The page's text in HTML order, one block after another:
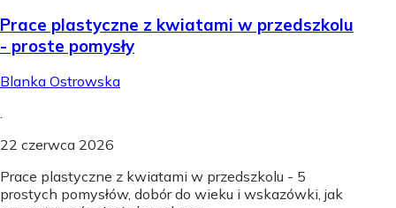
Prace plastyczne z kwiatami w przedszkolu
- proste pomysły
Blanka Ostrowska
.
22 czerwca 2026
Prace plastyczne z kwiatami w przedszkolu - 5
prostych pomysłów, dobór do wieku i wskazówki, jak